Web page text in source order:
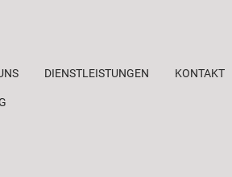
DIENSTLEISTUNGEN KONTAKT